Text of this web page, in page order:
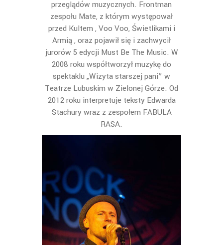
przeglądów muzycznych. Frontman
zespołu Mate, z którym występował
przed Kultem , Voo Voo, Świetlikami i
Armią , oraz pojawił się i zachwycił
jurorów 5 edycji Must Be The Music. W
2008 roku współtworzył muzykę do
spektaklu „Wizyta starszej pani” w
Teatrze Lubuskim w Zielonej Górze. Od
2012 roku interpretuje teksty Edwarda
Stachury wraz z zespołem FABULA
RASA.